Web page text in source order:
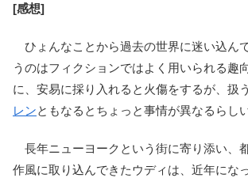
[感想]
ひょんなことから過去の世界に迷い込
うのはフィクションではよく用いられる趣
に、安易に採り入れると火傷をするが、扱
レンともなるとちょっと事情が異なるらしい
長年ニューヨークという街に寄り添い、
作風に取り込んできたウディは、近年にな